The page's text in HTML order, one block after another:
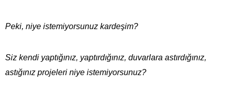
Peki, niye istemiyorsunuz kardeşim?
Siz kendi yaptığınız, yaptırdığınız, duvarlara astırdığınız,
astığınız projeleri niye istemiyorsunuz?